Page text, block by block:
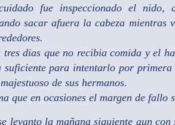
fue inspeccionado el
sacar afuera la cabeza mientras
tres dias que no recibia comida y el
suficiente para intentarlo por
de sus hermanos.
que en ocasiones el margen de fallo
levanto la mañana siguiente aun